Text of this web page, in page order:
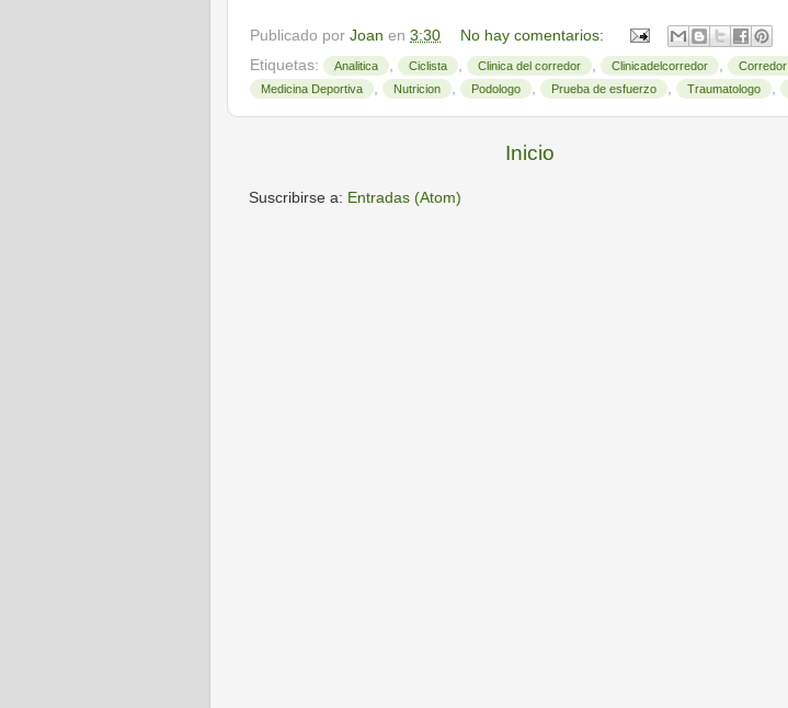
Publicado por Joan en 3:30
No hay comentarios:
Etiquetas:
Analitica , Ciclista , Clinica del corredor , Clinicadelcorredor , Corredor
Medicina Deportiva , Nutricion , Podologo , Prueba de esfuerzo , Traumatologo ,
Inicio
Suscribirse a: Entradas (Atom)